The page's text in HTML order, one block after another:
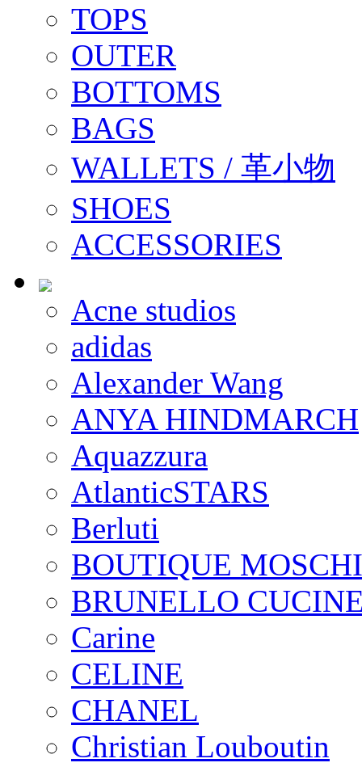
TOPS
OUTER
BOTTOMS
BAGS
WALLETS / 革小物
SHOES
ACCESSORIES
Acne studios
adidas
Alexander Wang
ANYA HINDMARCH
Aquazzura
AtlanticSTARS
Berluti
BOUTIQUE
BRUNELLO
Carine
CELINE
CHANEL
Christian Louboutin